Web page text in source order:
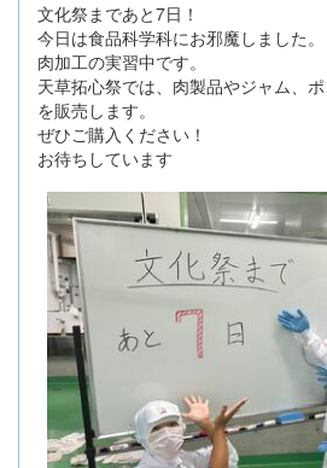
文化祭まであと7日！
今日は食品科学科にお邪魔しました。
肉加工の実習中です。
天草拓心祭では、肉製品やジャム、
を販売します。
ぜひご購入ください！
お待ちしています